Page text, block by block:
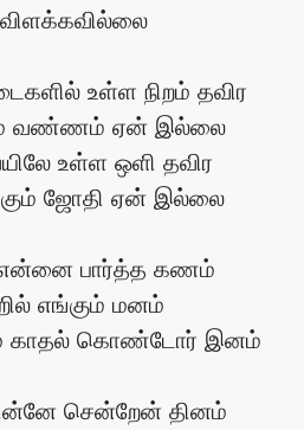
விளக்கவில்லை
உள்ள நிறம் தவிர
வண்ணம் ஏன் இல்லை
உள்ள ஒளி தவிர
ஜோதி ஏன் இல்லை
பார்த்த கணம்
எங்கும் மனம்
காதல் கொண்டோர் இனம்
சென்றேன் தினம்